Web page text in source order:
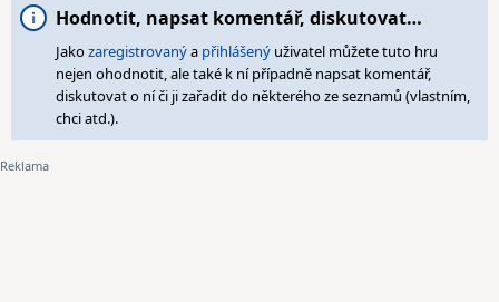
Hodnotit, napsat komentář, diskutovat…
Jakozaregistrovanýa přihlášený uživatel můžete tuto hru
nejen ohodnotit, ale také k ní případně napsat komentář,
diskutovat o ní či ji zařadit do některého ze seznamů (vlastním,
chci atd.).